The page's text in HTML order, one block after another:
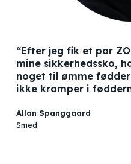
“Efter jeg fik et par
mine sikkerhedssko,
noget til ømme
ikke kramper i
Allan Spanggaard
Smed